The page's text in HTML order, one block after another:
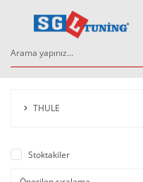
THULE
Stoktakiler